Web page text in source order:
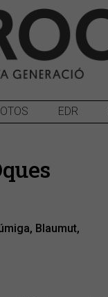
EDR
Blaumut,